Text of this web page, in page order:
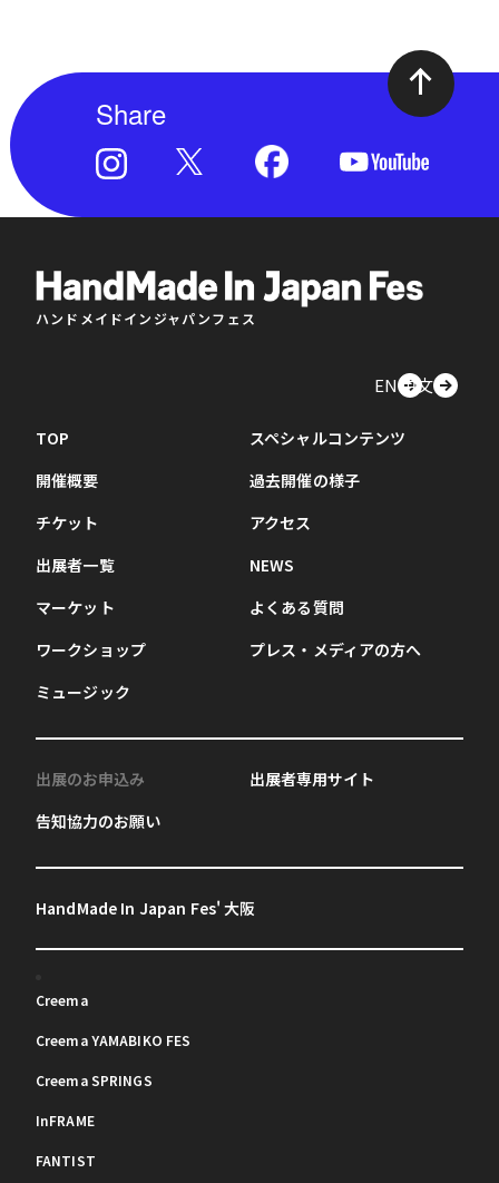
Share
ハンドメイドインジャパンフェス
EN中文
TOP
開催概要
チケット
出展者一覧
マーケット
ワークショップ
ミュージック
スペシャルコンテンツ
過去開催の様子
アクセス
NEWS
よくある質問
プレス・メディアの方へ
出展のお申込み
告知協力のお願い
出展者専用サイト
HandMade In Japan Fes' 大阪
Creema
Creema YAMABIKO FES
Creema SPRINGS
InFRAME
FANTIST